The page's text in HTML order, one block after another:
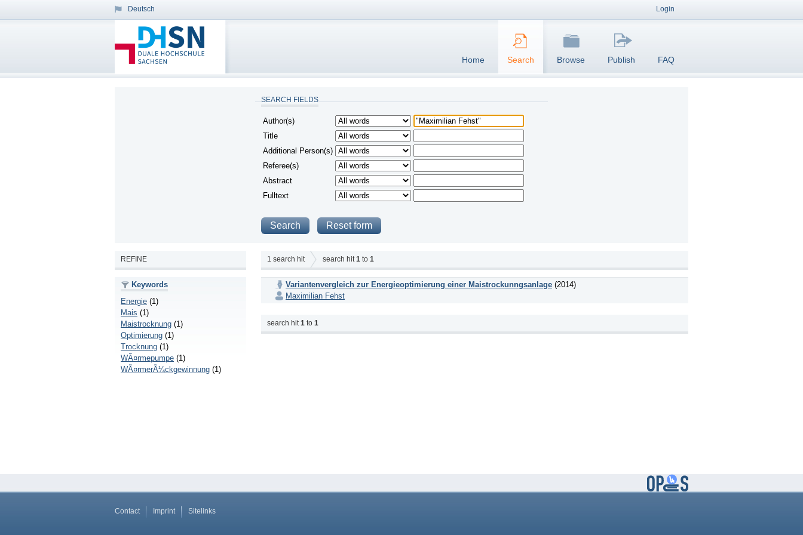
Deutsch Login
Home Search Browse Publish FAQ
SEARCH FIELDS
Author(s)
Title
Additional Person(s)
Referee(s)
Abstract
Fulltext
REFINE
Keywords
Energie (1)
Mais (1)
Maistrocknung (1)
Optimierung (1)
Trocknung (1)
WÃ¤rmepumpe (1)
WÃ¤rmerÃ¼ckgewinnung (1)
1 search hit search hit 1 to 1
Variantenvergleich zur Energieoptimierung einer Maistrockunngsanlage (2014)
Maximilian Fehst
search hit1 to 1
Contact Imprint Sitelinks